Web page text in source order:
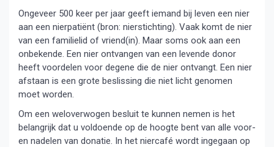
Ongeveer 500 keer per jaar geeft iemand bij leven een nier
aan een nierpatiënt (bron: nierstichting). Vaak komt de nier
van een familielid of vriend(in). Maar soms ook aan een
onbekende. Een nier ontvangen van een levende donor
heeft voordelen voor degene die de nier ontvangt. Een nier
afstaan is een grote beslissing die niet licht genomen
moet worden.
Om een weloverwogen besluit te kunnen nemen is het
belangrijk dat u voldoende op de hoogte bent van alle voor-
en nadelen van donatie. In het niercafé wordt ingegaan op